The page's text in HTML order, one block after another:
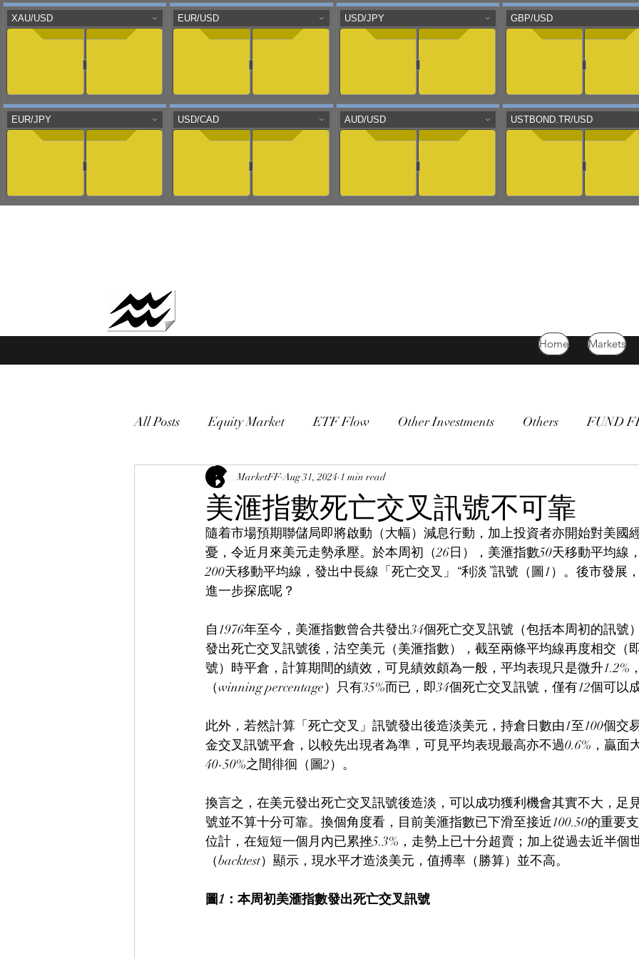
Home Markets
All Posts Equity Market ETF Flow Other Investments Others FUND
VIX Market volatility bitcoin
Currency Macro
美滙指數死亡交叉訊號不可靠
MarketFF Aug 31, 2024 1 min read
隨着市場預期聯儲局即將啟動（大幅）減息行動，加上投資者亦開始對美國
憂，令近月來美元走勢承壓。於本周初（26日），美滙指數50天移動平均線
200天移動平均線，發出中長線「死亡交叉」“利淡”訊號（圖1）。後市發展
進一步探底呢？
自1976年至今，美滙指數曾合共發出34個死亡交叉訊號（包括本周初的訊號
發出死亡交叉訊號後，沽空美元（美滙指數），截至兩條平均線再度相交（
號）時平倉，計算期間的績效，可見績效頗為一般，平均表現只是微升1.2%
（winning percentage）只有35%而已，即34個死亡交叉訊號，僅有12個可以
此外，若然計算「死亡交叉」訊號發出後造淡美元，持倉日數由1至100個交
金交叉訊號平倉，以較先出現者為準，可見平均表現最高亦不過0.6%，贏面
40-50%之間徘徊（圖2）。
換言之，在美元發出死亡交叉訊號後造淡，可以成功獲利機會其實不大，足
號並不算十分可靠。換個角度看，目前美滙指數已下滑至接近100.50的重要
位計，在短短一個月內已累挫5.3%，走勢上已十分超賣；加上從過去近半個
（backtest）顯示，現水平才造淡美元，值搏率（勝算）並不高。
圖1：本周初美滙指數發出死亡交叉訊號